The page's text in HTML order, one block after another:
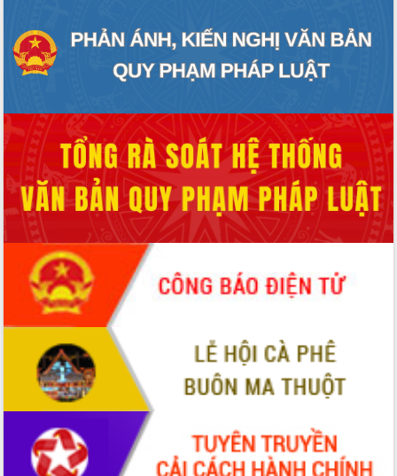
hoạch tỉnh Đắk Lắk thời kỳ 2021-2030,
tầm nhìn đến năm 2050
Nâng cao hiệu quả hoạt động của các
doanh nghiệp nhà nước
truyền số liệu chuyên dùng phục vụ cơ
quan Đảng, Nhà nước
Lễ phát động chuỗi hoạt động chung
tay làm sạch môi trường
Xã Ea Kar bước chuyển mình trong
công tác cải cách hành chính mô hình
mới
UBND tỉnh họp báo định kỳ tháng 4
năm 2026
Hội thảo khoa học “Giải pháp thúc đẩy
phát triển nền kinh tế xanh tại tỉnh
Đắk Lắk”
Tăng cường giám sát, đôn đốc thực
hiện nhiệm vụ quản lý tài sản công
hàng tuần
Tháo gỡ những vướng mắc, đẩy mạnh
công tác cải cách thủ tục hành chính
tại Trung tâm Phục vụ hành chính
công tỉnh